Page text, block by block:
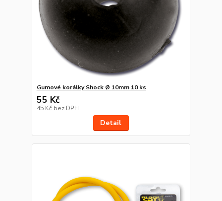
Gumové korálky Shock Ø 10mm 10 ks
55 Kč
45 Kč bez DPH
Detail